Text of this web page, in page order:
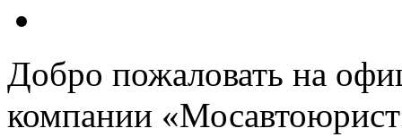
Добро пожаловать на
компании